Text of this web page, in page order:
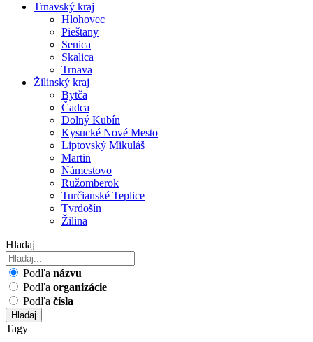
Trnavský kraj
Hlohovec
Pieštany
Senica
Skalica
Trnava
Žilinský kraj
Bytča
Čadca
Dolný Kubín
Kysucké Nové Mesto
Liptovský Mikuláš
Martin
Námestovo
Ružomberok
Turčianské Teplice
Tvrdošín
Žilina
Hladaj
Podľa názvu
Podľa organizácie
Podľa čísla
Hladaj
Tagy